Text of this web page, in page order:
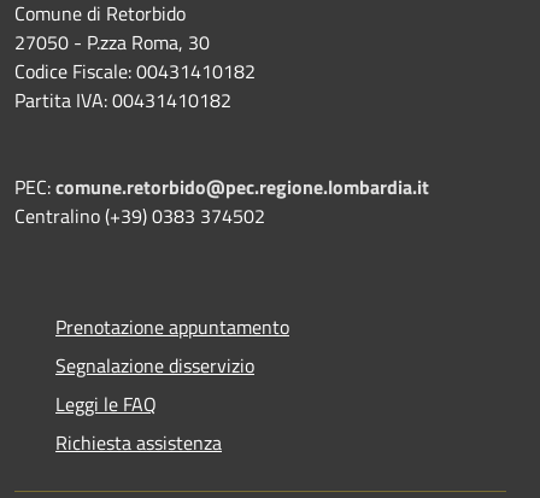
Comune di Retorbido
27050 - P.zza Roma, 30
Codice Fiscale: 00431410182
Partita IVA: 00431410182
PEC:comune.retorbido@pec.regione.lombardia.it
Centralino (+39) 0383 374502
Prenotazione appuntamento
Segnalazione disservizio
Leggi le FAQ
Richiesta assistenza